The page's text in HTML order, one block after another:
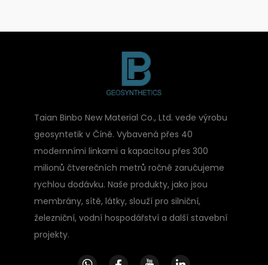
Taian Binbo New Material Co., Ltd. vede výrobu
geosyntetik v Číně. Vybavená přes 40
modernními linkami a kapacitou přes 300
milionů čtverečních metrů ročně zaručujeme
rychlou dodávku. Naše produkty, jako jsou
membrány, sítě, látky, slouží pro silniční,
železniční, vodní hospodářství a další stavební
projekty.